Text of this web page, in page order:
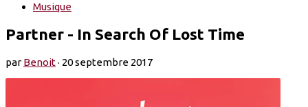
Musique
Partner - In Search Of Lost Time
parBenoit· 20 septembre 2017